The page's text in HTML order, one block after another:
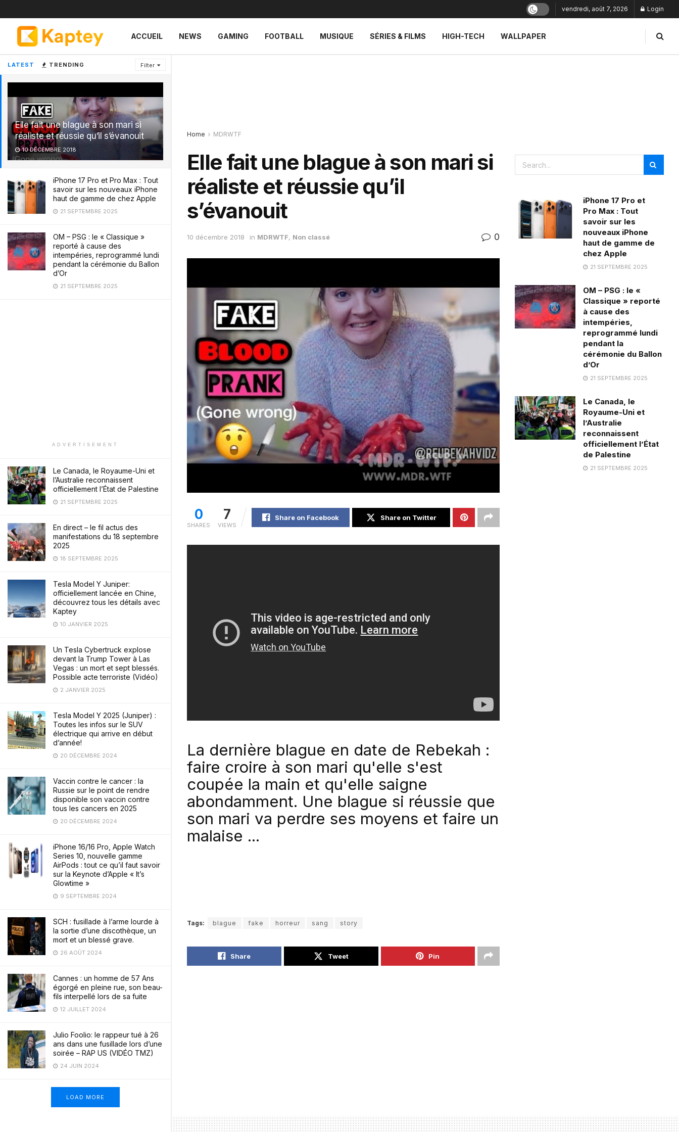
LATEST TRENDING Filter
Elle fait une blague à son mari si
réaliste et réussie qu’il s’évanouit
10 DÉCEMBRE 2018
iPhone 17 Pro et Pro Max : Tout
savoir sur les nouveaux iPhone
haut de gamme de chez Apple
21 SEPTEMBRE 2025
OM – PSG : le « Classique »
reporté à cause des
intempéries, reprogrammé lundi
pendant la cérémonie du Ballon
d’Or
21 SEPTEMBRE 2025
ADVERTISEMENT
Le Canada, le Royaume-Uni et
l’Australie reconnaissent
officiellement l’État de Palestine
21 SEPTEMBRE 2025
En direct – le fil actus des
manifestations du 18 septembre
2025
18 SEPTEMBRE 2025
Tesla Model Y Juniper:
officiellement lancée en Chine,
découvrez tous les détails avec
Kaptey
10 JANVIER 2025
Un Tesla Cybertruck explose
devant la Trump Tower à Las
Vegas : un mort et sept blessés.
Possible acte terroriste (Vidéo)
2 JANVIER 2025
Tesla Model Y 2025 (Juniper) :
Toutes les infos sur le SUV
électrique qui arrive en début
d’année!
20 DÉCEMBRE 2024
Vaccin contre le cancer : la
Russie sur le point de rendre
disponible son vaccin contre
tous les cancers en 2025
20 DÉCEMBRE 2024
iPhone 16/16 Pro, Apple Watch
Series 10, nouvelle gamme
AirPods : tout ce qu’il faut savoir
sur la Keynote d’Apple « It’s
Glowtime »
9 SEPTEMBRE 2024
SCH : fusillade à l’arme lourde à
la sortie d’une discothèque, un
mort et un blessé grave.
26 AOÛT 2024
Cannes : un homme de 57 Ans
égorgé en pleine rue, son beau-
fils interpellé lors de sa fuite
12 JUILLET 2024
Julio Foolio: le rappeur tué à 26
ans dans une fusillade lors d’une
soirée – RAP US (VIDÉO TMZ)
24 JUIN 2024
LOAD MORE
vendredi, août 7, 2026 Login
ACCUEIL NEWS GAMING FOOTBALL MUSIQUE SÉRIES & FILMS HIGH-TECH WALLPAPER
Home MDRWTF
Elle fait une blague à son mari si
réaliste et réussie qu’il
s’évanouit
10 décembre 2018 in MDRWTF, Non classé 0
0
SHARES
7
VIEWS
Share on Facebook Share on Twitter
La dernière blague en date de Rebekah :
faire croire à son mari qu'elle s'est
coupée la main et qu'elle saigne
abondamment. Une blague si réussie que
son mari va perdre ses moyens et faire un
malaise ...
Tags: blague fake horreur sang story
Share Tweet Pin
iPhone 17 Pro et
Pro Max : Tout
savoir sur les
nouveaux iPhone
haut de gamme de
chez Apple
21 SEPTEMBRE 2025
OM – PSG : le «
Classique » reporté
à cause des
intempéries,
reprogrammé lundi
pendant la
cérémonie du Ballon
d’Or
21 SEPTEMBRE 2025
Le Canada, le
Royaume-Uni et
l’Australie
reconnaissent
officiellement l’État
de Palestine
21 SEPTEMBRE 2025